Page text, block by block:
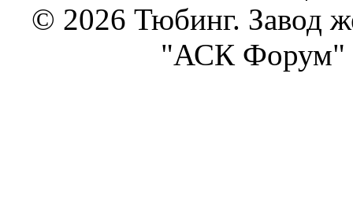
© 2026 Тюбинг. Завод
"АСК Форум"